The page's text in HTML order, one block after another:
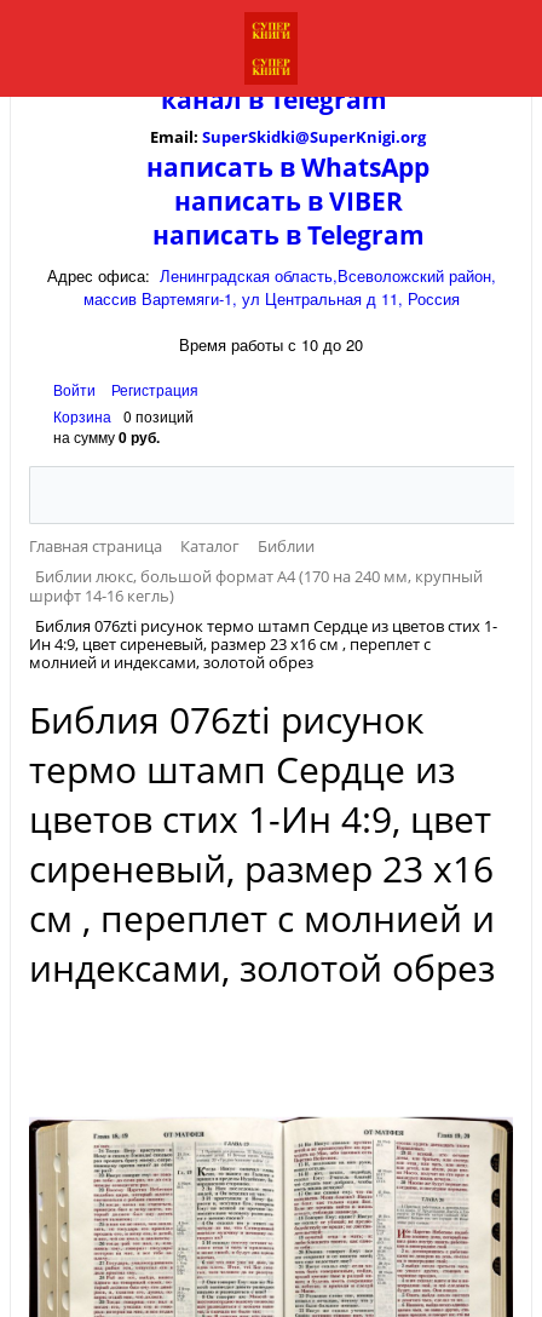
канал вTelegram
Email: SuperSkidki@SuperKnigi.org
написать в WhatsApp
написать в VIBER
написать в Telegram
Адрес офиса: Ленинградская область,Всеволожский район,
массив Вартемяги-1, ул Центральная д 11, Россия
Время работы с 10 до 20
Войти
Регистрация
Корзина
0 позиций
на сумму0 руб.
Главная страница Каталог
Библии
Библии люкс, большой формат А4 (170 на 240 мм, крупный
шрифт 14-16 кегль)
Библия 076zti рисунок термо штамп Сердце из цветов стих 1-
Ин 4:9, цвет сиреневый, размер 23 x16 см , переплет с
молнией и индексами, золотой обрез
Библия 076zti рисунок
термо штамп Сердце из
цветов стих 1-Ин 4:9, цвет
сиреневый, размер 23 x16
см , переплет с молнией и
индексами, золотой обрез